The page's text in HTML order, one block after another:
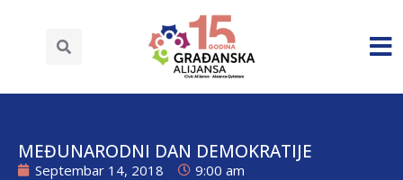
MEĐUNARODNI DAN DEMOKRATIJE
Septembar 14, 2018 9:00 am